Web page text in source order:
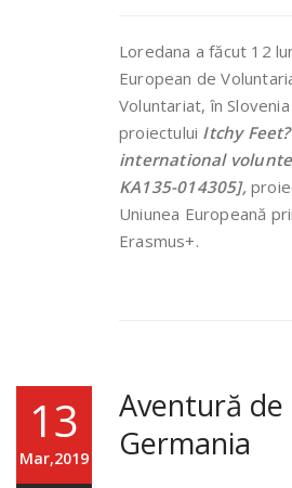
Loredana a făcut 12
European de
Voluntariat, în
proiectului Itchy
international
KA135-014305],
Uniunea Europeană
Erasmus+.
13
Mar,2019
Aventură de
Germania